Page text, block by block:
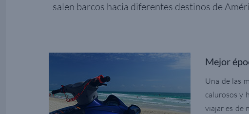
salen barcos hacia diferentes destinos de
Mejor
Una de las
calurosos y
viajar es de